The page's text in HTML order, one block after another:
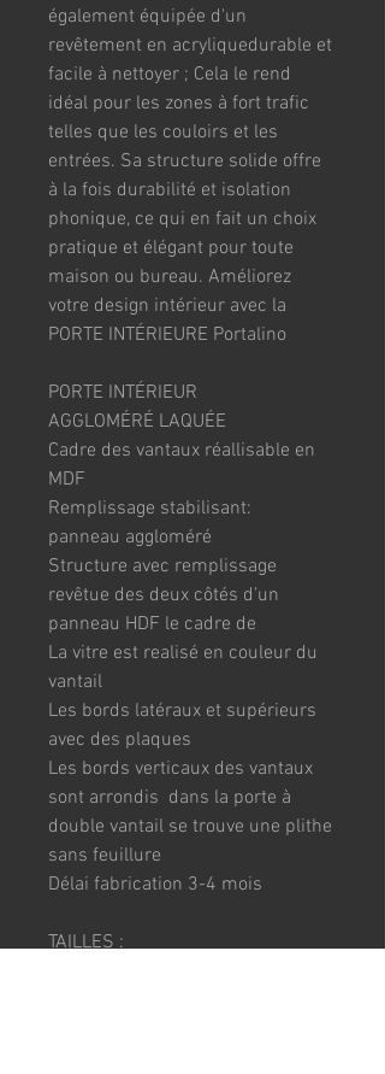
également équipée d'un
revêtement en acryliquedurable et
facile à nettoyer ; Cela le rend
idéal pour les zones à fort trafic
telles que les couloirs et les
entrées. Sa structure solide offre
à la fois durabilité et isolation
phonique, ce qui en fait un choix
pratique et élégant pour toute
maison ou bureau. Améliorez
votre design intérieur avec la
PORTE INTÉRIEURE Portalino
PORTE INTÉRIEUR
AGGLOMÉRÉ LAQUÉE
Cadre des vantaux réallisable en
MDF
Remplissage stabilisant:
panneau aggloméré
Structure avec remplissage
revêtue des deux côtés d’un
panneau HDF le cadre de
La vitre est realisé en couleur du
vantail
Les bords latéraux et supérieurs
avec des plaques
Les bords verticaux des vantaux
sont arrondis  dans la porte à
double vantail se trouve une plithe
sans feuillure
Délai fabrication 3-4 mois
TAILLES :